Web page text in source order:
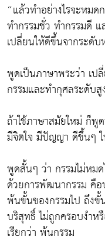
“แล้วทำอย่างไรจะหม
ทำกรรมชั่ว ทำกรรมดี
เปลี่ยนให้ดีขึ้นจากระดั
พูดเป็นภาษาพระว่า เป
กรรมและทำกุศลระดับ
ถ้าใช้ภาษาสมัยใหม่ ก็พู
มีจิตใจ มีปัญญา ดีขึ้นๆ
พูดสั้นๆ ว่า กรรมไม่หม
ด้วยการพัฒนากรรม คื
พ้นขั้นของกรรมไป ถึง
บริสุทธิ์ ไม่ถูกครอบงำห
เรียกว่า พ้นกรรม